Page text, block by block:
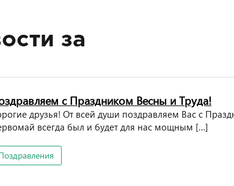
за
с Праздником Весны и Труда!
друзья! От всей души поздравляем Вас с
всегда был и будет для нас мощным […]